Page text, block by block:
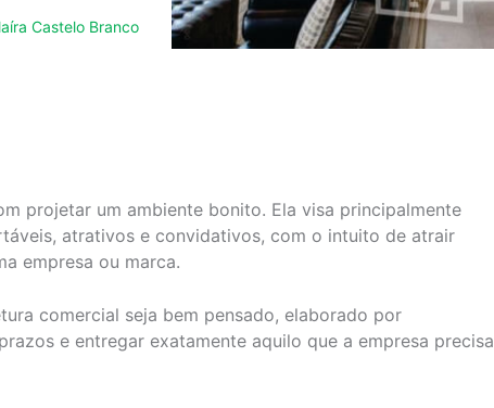
Castelo Branco
projetar um ambiente bonito. Ela visa principalmente
atrativos e convidativos, com o intuito de atrair
empresa ou marca.
comercial seja bem pensado, elaborado por
e entregar exatamente aquilo que a empresa precisa